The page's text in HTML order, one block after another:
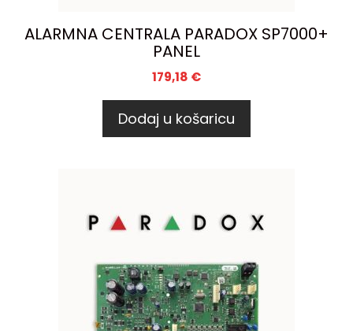
ALARMNA CENTRALA PARADOX SP7000+
PANEL
179,18 €
Dodaj u košaricu